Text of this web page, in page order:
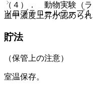
ツロブテロールテープ
（４）． 動物実験（ラ
血中濃度上昇が認めら
貯法
（保管上の注意）
室温保存。